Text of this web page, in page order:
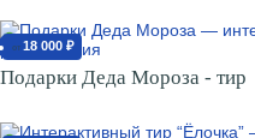
от 18 000 ₽
Подарки Деда Мороза - тир